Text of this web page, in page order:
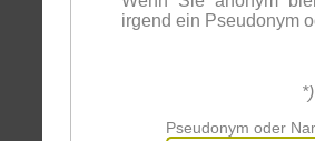
irgend ein Pseudonym
Pseudonym oder